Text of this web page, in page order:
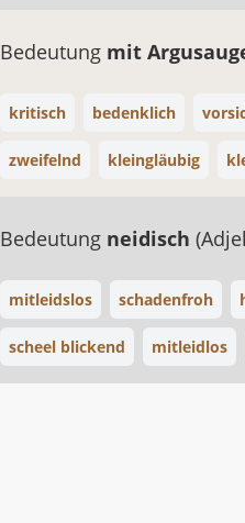
Bedeutung mit
kritisch bedenklich
zweifelnd kleingläubig
Bedeutung neidisch
mitleidslos schadenfroh
scheel blickend mitleidlos